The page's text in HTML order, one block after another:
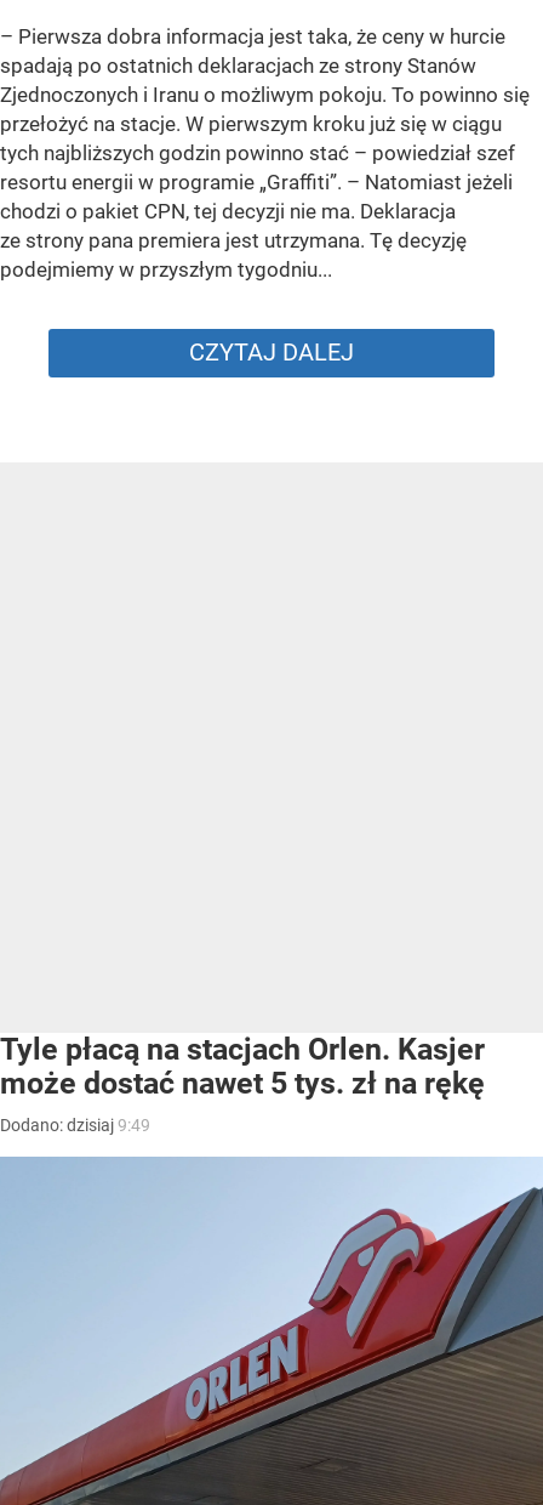
– Pierwsza dobra informacja jest taka, że ceny w hurcie
spadają po ostatnich deklaracjach ze strony Stanów
Zjednoczonych i Iranu o możliwym pokoju. To powinno się
przełożyć na stacje. W pierwszym kroku już się w ciągu
tych najbliższych godzin powinno stać – powiedział szef
resortu energii w programie „Graffiti”. – Natomiast jeżeli
chodzi o pakiet CPN, tej decyzji nie ma. Deklaracja
ze strony pana premiera jest utrzymana. Tę decyzję
podejmiemy w przyszłym tygodniu...
CZYTAJ DALEJ
Tyle płacą na stacjach Orlen. Kasjer
może dostać nawet 5 tys. zł na rękę
Dodano:dzisiaj9:49